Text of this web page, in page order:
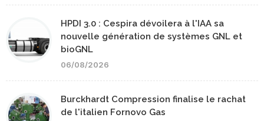
HPDI 3.0 : Cespira dévoilera à l'IAA sa
nouvelle génération de systèmes GNL et
bioGNL
06/08/2026
Burckhardt Compression finalise le rachat
de l'italien Fornovo Gas